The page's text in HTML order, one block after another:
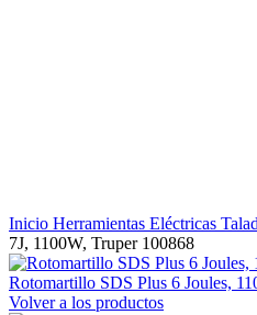
Inicio Herramientas Eléctricas
7J, 1100W, Truper 100868
Rotomartillo SDS Plus 6 Joules,
Volver a los productos